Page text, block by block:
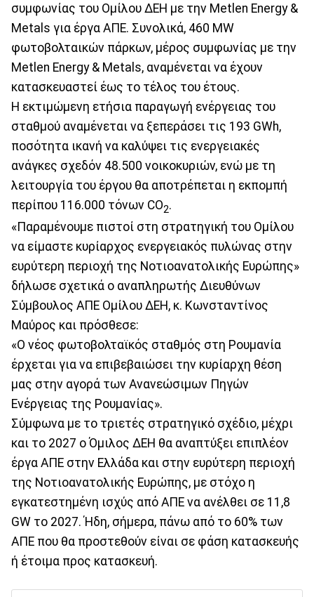
συμφωνίας του Ομίλου ΔΕΗ με την Metlen Energy &
Metals για έργα ΑΠΕ. Συνολικά, 460 MW
φωτοβολταικών πάρκων, μέρος συμφωνίας με την
Metlen Energy & Metals, αναμένεται να έχουν
κατασκευαστεί έως το τέλος του έτους.
Η εκτιμώμενη ετήσια παραγωγή ενέργειας του
σταθμού αναμένεται να ξεπεράσει τις 193 GWh,
ποσότητα ικανή να καλύψει τις ενεργειακές
ανάγκες σχεδόν 48.500 νοικοκυριών, ενώ με τη
λειτουργία του έργου θα αποτρέπεται η εκπομπή
περίπου 116.000 τόνων CO2.
«Παραμένουμε πιστοί στη στρατηγική του Ομίλου
να είμαστε κυρίαρχος ενεργειακός πυλώνας στην
ευρύτερη περιοχή της Νοτιοανατολικής Ευρώπης»
δήλωσε σχετικά ο αναπληρωτής Διευθύνων
Σύμβουλος ΑΠΕ Ομίλου ΔΕΗ, κ. Κωνσταντίνος
Μαύρος και πρόσθεσε:
«Ο νέος φωτοβολταϊκός σταθμός στη Ρουμανία
έρχεται για να επιβεβαιώσει την κυρίαρχη θέση
μας στην αγορά των Ανανεώσιμων Πηγών
Ενέργειας της Ρουμανίας».
Σύμφωνα με το τριετές στρατηγικό σχέδιο, μέχρι
και το 2027 ο Όμιλος ΔΕΗ θα αναπτύξει επιπλέον
έργα ΑΠΕ στην Ελλάδα και στην ευρύτερη περιοχή
της Νοτιοανατολικής Ευρώπης, με στόχο η
εγκατεστημένη ισχύς από ΑΠΕ να ανέλθει σε 11,8
GW το 2027. Ήδη, σήμερα, πάνω από το 60% των
ΑΠΕ που θα προστεθούν είναι σε φάση κατασκευής
ή έτοιμα προς κατασκευή.